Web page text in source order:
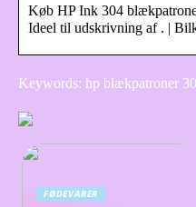
Køb HP Ink 304
Ideel til udskrivning af . |
Keywords: hp blækpatroner
FØDEVARER